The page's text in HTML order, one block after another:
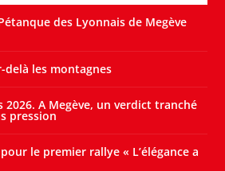
des Lyonnais de Megève
delà les montagnes
2026. A Megève, un verdict tranché
pression
le premier rallye « L’élégance a